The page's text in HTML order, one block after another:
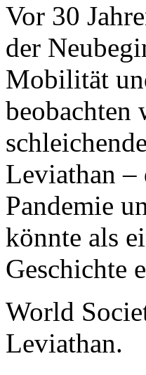
Vor 30
der
Mobilität
beobachten
Leviathan –
Pandemie
könnte als
Geschichte
World
Leviathan.